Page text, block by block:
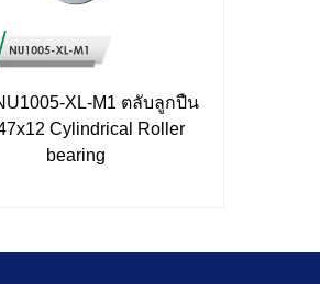
XL-M1 ตลับลูกปืน
Cylindrical Roller
bearing